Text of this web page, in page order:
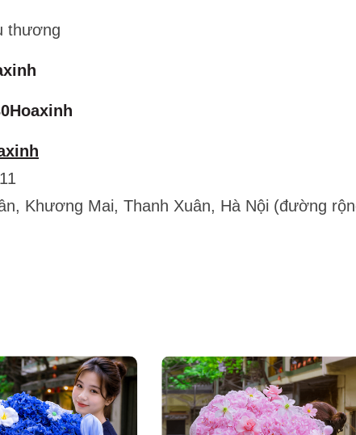
thương
Khương Mai, Thanh Xuân, Hà Nội (đường